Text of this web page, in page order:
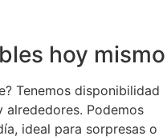
hoy mismo
Tenemos disponibilidad
alrededores. Podemos
ideal para sorpresas o